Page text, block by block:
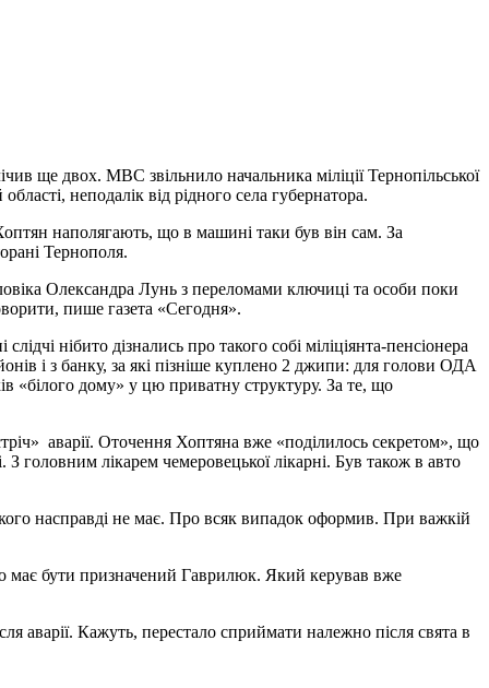
ще двох. МВС звільнило начальника міліції Тернопільської
неподалік від рідного села губернатора.
наполягають, що в машині таки був він сам. За
Тернополя.
Олександра Лунь з переломами ключиці та особи поки
пише газета «Сегодня».
нібито дізнались про такого собі міліціянта-пенсіонера
і з банку, за які пізніше куплено 2 джипи: для голови ОДА
«білого дому» у цю приватну структуру. За те, що
аварії. Оточення Хоптяна вже «поділилось секретом», що
лікарем чемеровецької лікарні. Був також в авто
насправді не має. Про всяк випадок оформив. При важкій
має бути призначений Гаврилюк. Який керував вже
аварії. Кажуть, перестало сприймати належно після свята в